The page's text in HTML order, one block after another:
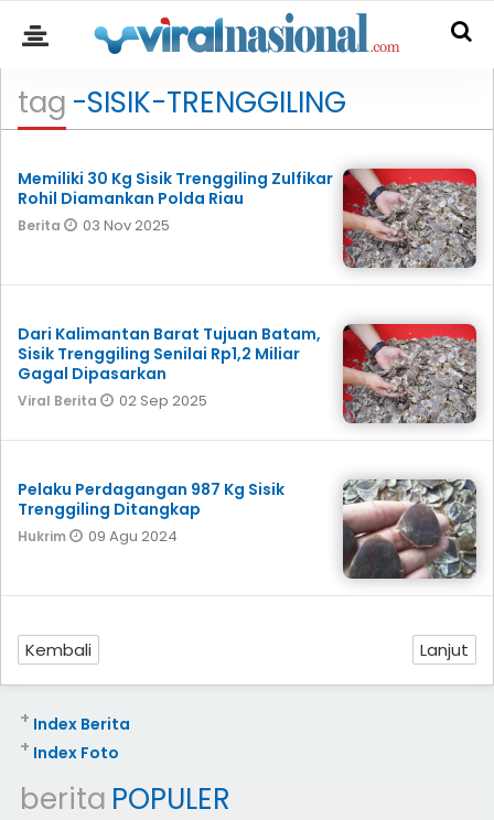
tag -SISIK-TRENGGILING
Memiliki 30 Kg Sisik Trenggiling Zulfikar
Rohil Diamankan Polda Riau
Berita 03 Nov 2025
Dari Kalimantan Barat Tujuan Batam,
Sisik Trenggiling Senilai Rp1,2 Miliar
Gagal Dipasarkan
Viral Berita 02 Sep 2025
Pelaku Perdagangan 987 Kg Sisik
Trenggiling Ditangkap
Hukrim 09 Agu 2024
Kembali Lanjut
Index Berita
+
Index Foto
+
berita POPULER